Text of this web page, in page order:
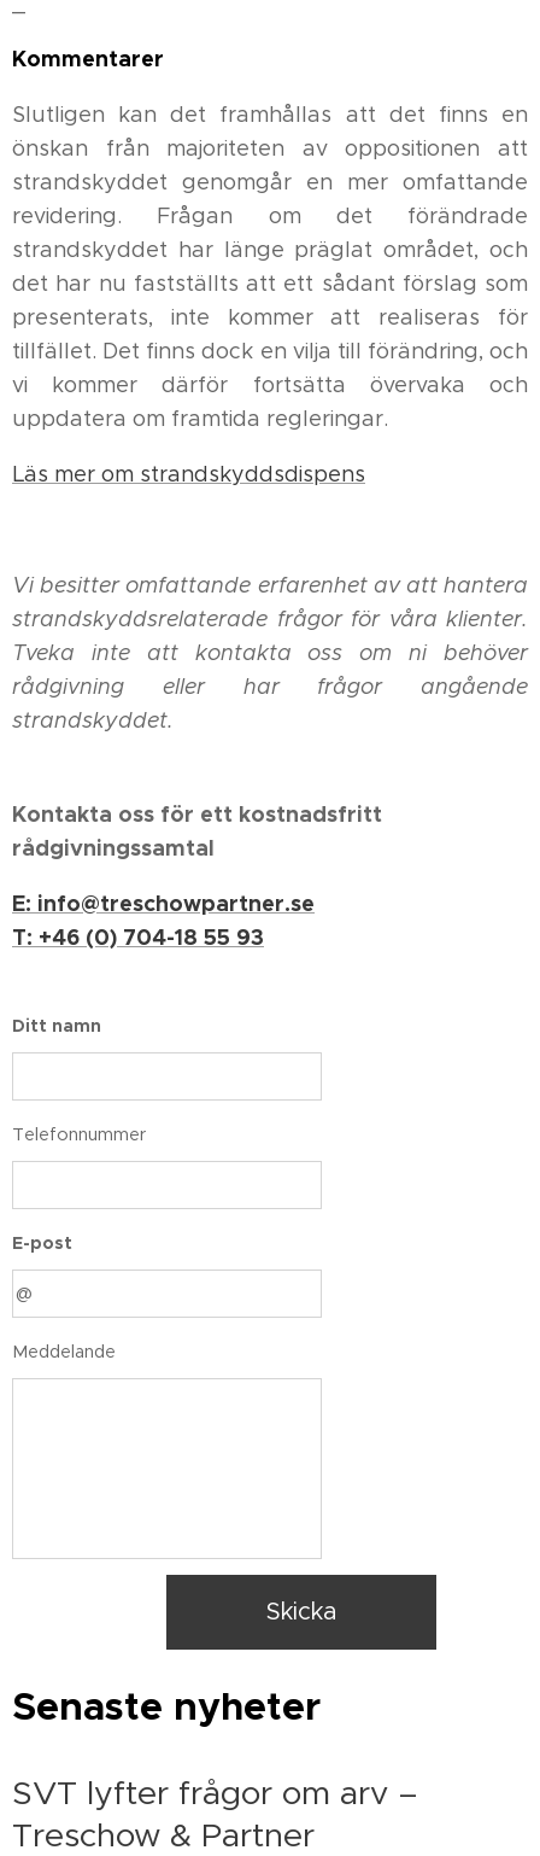
Kommentarer
Slutligen kan det framhållas att det finns en
önskan från majoriteten av oppositionen att
strandskyddet genomgår en mer omfattande
revidering. Frågan om det förändrade
strandskyddet har länge präglat området, och
det har nu fastställts att ett sådant förslag som
presenterats, inte kommer att realiseras för
tillfället. Det finns dock en vilja till förändring, och
vi kommer därför fortsätta övervaka och
uppdatera om framtida regleringar.
Läs mer om strandskyddsdispens
Vi besitter omfattande erfarenhet av att hantera
strandskyddsrelaterade frågor för våra klienter.
Tveka inte att kontakta oss om ni behöver
rådgivning eller har frågor angående
strandskyddet.
Kontakta oss för ett kostnadsfritt
rådgivningssamtal
E: info@treschowpartner.se
T: +46 (0) 704-18 55 93
Ditt namn
Telefonnummer
E-post
Meddelande
Skicka
Senaste nyheter
SVT lyfter frågor om arv –
Treschow & Partner